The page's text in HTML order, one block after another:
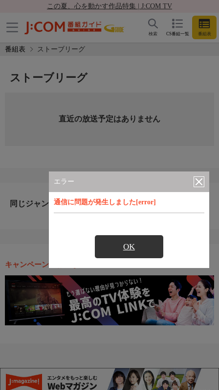
この夏、心を動かす作品特集 | J:COM TV
CS番組一覧 番組表
検索
番組表 ストーブリーグ
エラー
通信に問題が発生しました[error]
OK
ストーブリーグ
直近の放送予定はありません
同じジャンルのおすすめ番組
キャンペーン・お得な情報